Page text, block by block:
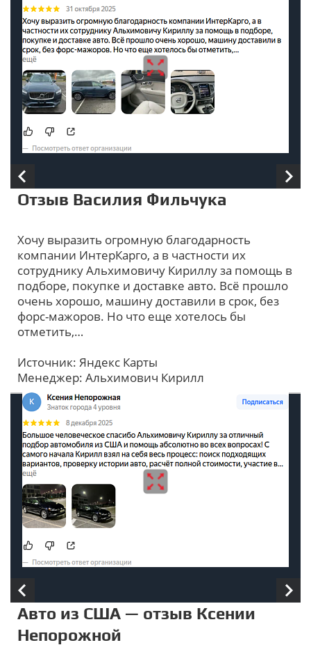
Отзыв Василия Фильчука
Хочу выразить огромную благодарность
компании ИнтерКарго, а в частности их
сотруднику Альхимовичу Кириллу за помощь в
подборе, покупке и доставке авто. Всё прошло
очень хорошо, машину доставили в срок, без
форс-мажоров. Но что еще хотелось бы
отметить,…
Источник: Яндекс Карты
Менеджер: Альхимович Кирилл
Авто из США — отзыв Ксении
Непорожной